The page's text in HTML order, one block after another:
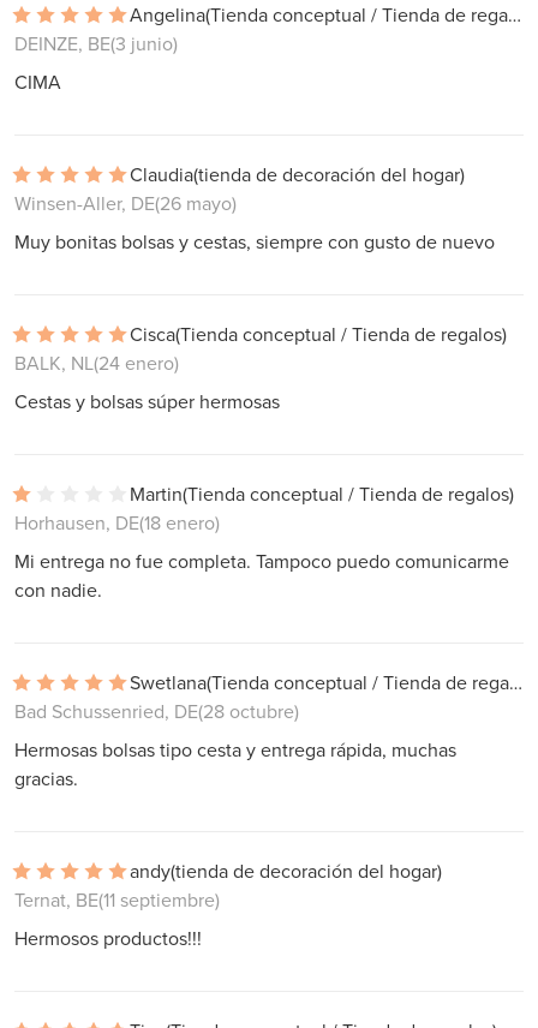
Angelina
(Tienda conceptual / Tienda de regalos)
DEINZE, BE(3 junio)
CIMA
Claudia(tienda de decoración del hogar)
Winsen-Aller, DE(26 mayo)
Muy bonitas bolsas y cestas, siempre con gusto de nuevo
Cisca(Tienda conceptual / Tienda de regalos)
BALK, NL(24 enero)
Cestas y bolsas súper hermosas
Martin(Tienda conceptual / Tienda de regalos)
Horhausen, DE(18 enero)
Mi entrega no fue completa. Tampoco puedo comunicarme
con nadie.
Swetlana
(Tienda conceptual / Tienda de regalos)
Bad Schussenried, DE(28 octubre)
Hermosas bolsas tipo cesta y entrega rápida, muchas
gracias.
andy(tienda de decoración del hogar)
Ternat, BE(11 septiembre)
Hermosos productos!!!